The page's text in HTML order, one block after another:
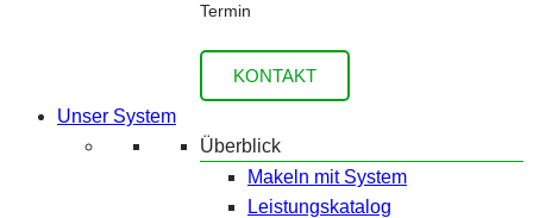
Termin
KONTAKT
Unser System
Überblick
Makeln mit System
Leistungskatalog